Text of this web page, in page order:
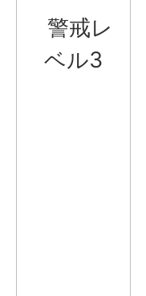
警戒レ
ベル3